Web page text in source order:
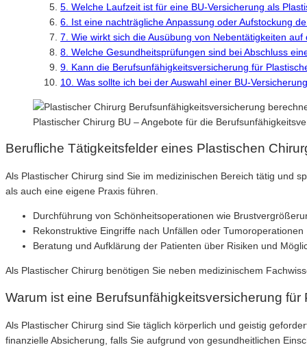
5. Welche Laufzeit ist für eine BU-Versicherung als
6. Ist eine nachträgliche Anpassung oder Aufstockung
7. Wie wirkt sich die Ausübung von Nebentätigkeiten
8. Welche Gesundheitsprüfungen sind bei Abschluss
9. Kann die Berufsunfähigkeitsversicherung für
10. Was sollte ich bei der Auswahl einer BU-
Plastischer Chirurg BU – Angebote für die
Berufliche Tätigkeitsfelder eines Plastischen
Als Plastischer Chirurg sind Sie im medizinischen Bereich tätig und
als auch eine eigene Praxis führen.
Durchführung von Schönheitsoperationen wie
Rekonstruktive Eingriffe nach Unfällen oder Tumoroperationen
Beratung und Aufklärung der Patienten über Risiken und
Als Plastischer Chirurg benötigen Sie neben medizinischem
Warum ist eine Berufsunfähigkeitsversicherung
Als Plastischer Chirurg sind Sie täglich körperlich und geistig
finanzielle Absicherung, falls Sie aufgrund von gesundheitlichen